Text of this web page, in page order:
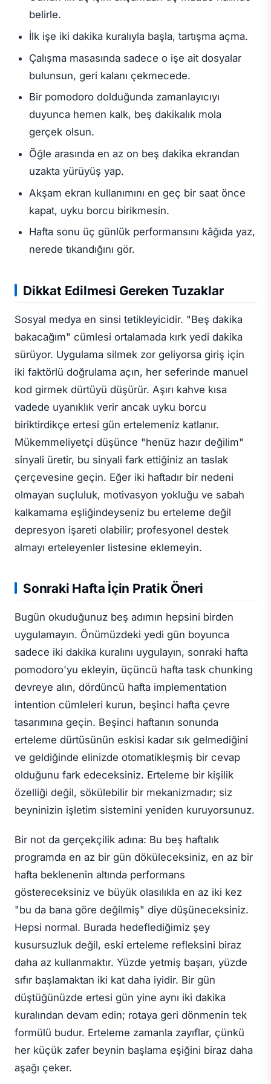
belirle.
İlk işe iki dakika kuralıyla başla, tartışma açma.
Çalışma masasında sadece o işe ait dosyalar
bulunsun, geri kalanı çekmecede.
Bir pomodoro dolduğunda zamanlayıcıyı
duyunca hemen kalk, beş dakikalık mola
gerçek olsun.
Öğle arasında en az on beş dakika ekrandan
uzakta yürüyüş yap.
Akşam ekran kullanımını en geç bir saat önce
kapat, uyku borcu birikmesin.
Hafta sonu üç günlük performansını kâğıda yaz,
nerede tıkandığını gör.
Dikkat Edilmesi Gereken Tuzaklar
Sosyal medya en sinsi tetikleyicidir. "Beş dakika
bakacağım" cümlesi ortalamada kırk yedi dakika
sürüyor. Uygulama silmek zor geliyorsa giriş için
iki faktörlü doğrulama açın, her seferinde manuel
kod girmek dürtüyü düşürür. Aşırı kahve kısa
vadede uyanıklık verir ancak uyku borcu
biriktirdikçe ertesi gün ertelemeniz katlanır.
Mükemmeliyetçi düşünce "henüz hazır değilim"
sinyali üretir, bu sinyali fark ettiğiniz an taslak
çerçevesine geçin. Eğer iki haftadır bir nedeni
olmayan suçluluk, motivasyon yokluğu ve sabah
kalkamama eşliğindeyseniz bu erteleme değil
depresyon işareti olabilir; profesyonel destek
almayı erteleyenler listesine eklemeyin.
Sonraki Hafta İçin Pratik Öneri
Bugün okuduğunuz beş adımın hepsini birden
uygulamayın. Önümüzdeki yedi gün boyunca
sadece iki dakika kuralını uygulayın, sonraki hafta
pomodoro'yu ekleyin, üçüncü hafta task chunking
devreye alın, dördüncü hafta implementation
intention cümleleri kurun, beşinci hafta çevre
tasarımına geçin. Beşinci haftanın sonunda
erteleme dürtüsünün eskisi kadar sık gelmediğini
ve geldiğinde elinizde otomatikleşmiş bir cevap
olduğunu fark edeceksiniz. Erteleme bir kişilik
özelliği değil, sökülebilir bir mekanizmadır; siz
beyninizin işletim sistemini yeniden kuruyorsunuz.
Bir not da gerçekçilik adına: Bu beş haftalık
programda en az bir gün döküleceksiniz, en az bir
hafta beklenenin altında performans
göstereceksiniz ve büyük olasılıkla en az iki kez
"bu da bana göre değilmiş" diye düşüneceksiniz.
Hepsi normal. Burada hedeflediğimiz şey
kusursuzluk değil, eski erteleme refleksini biraz
daha az kullanmaktır. Yüzde yetmiş başarı, yüzde
sıfır başlamaktan iki kat daha iyidir. Bir gün
düştüğünüzde ertesi gün yine aynı iki dakika
kuralından devam edin; rotaya geri dönmenin tek
formülü budur. Erteleme zamanla zayıflar, çünkü
her küçük zafer beynin başlama eşiğini biraz daha
aşağı çeker.